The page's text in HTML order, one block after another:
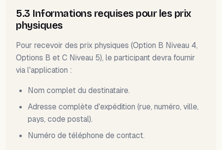
5.3 Informations requises pour les prix
physiques
Pour recevoir des prix physiques (Option B Niveau 4,
Options B et C Niveau 5), le participant devra fournir
via l'application :
Nom complet du destinataire.
Adresse complète d'expédition (rue, numéro, ville,
pays, code postal).
Numéro de téléphone de contact.